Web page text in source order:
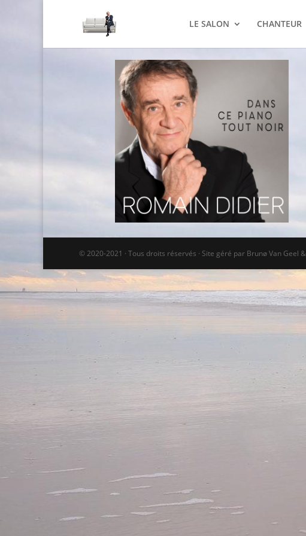
LE SALON CHANTEUR
© 2020-2021 · Tous droits réservés · Site géré par Brunø Van Geel &